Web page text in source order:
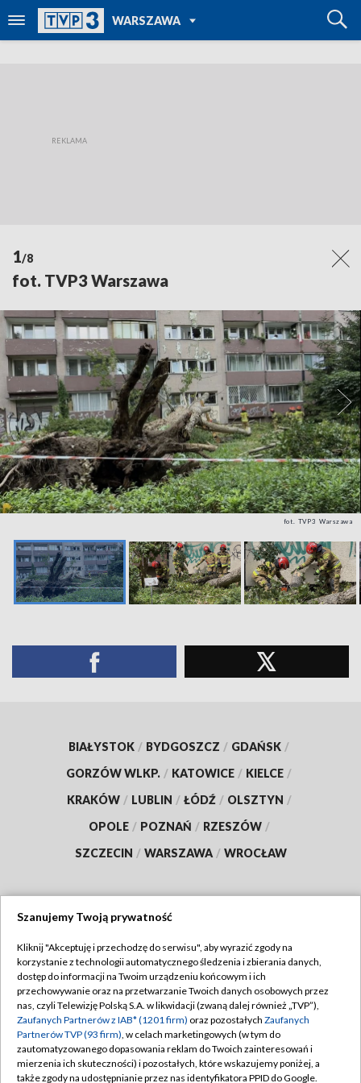
WARSZAWA
TVP REGIONY
1/8
fot. TVP3 Warszawa
fot. TVP3 Warszawa
BIAŁYSTOK / BYDGOSZCZ / GDAŃSK /
GORZÓW WLKP. / KATOWICE / KIELCE /
KRAKÓW / LUBLIN / ŁÓDŹ / OLSZTYN /
OPOLE / POZNAŃ / RZESZÓW /
SZCZECIN / WARSZAWA / WROCŁAW
TVP
Abonament TVP
Emisja w TVP
Centrum informacji TVP
Naziemna Telewizja Cyfrowa
Regulamin TVP
Polityka prywatności
Moje zgody
Pomoc
Szanujemy Twoją prywatność
Kliknij "Akceptuję i przechodzę do serwisu", aby wyrazić zgody na
korzystanie z technologii automatycznego śledzenia i zbierania danych,
dostęp do informacji na Twoim urządzeniu końcowym i ich
przechowywanie oraz na przetwarzanie Twoich danych osobowych przez
nas, czyli Telewizję Polską S.A. w likwidacji (zwaną dalej również „TVP”),
Zaufanych Partnerów z IAB* (1201 firm) oraz pozostałych Zaufanych
Partnerów TVP (93 firm), w celach marketingowych (w tym do
zautomatyzowanego dopasowania reklam do Twoich zainteresowań i
mierzenia ich skuteczności) i pozostałych, które wskazujemy poniżej, a
także zgody na udostępnianie przez nas identyfikatora PPID do Google.